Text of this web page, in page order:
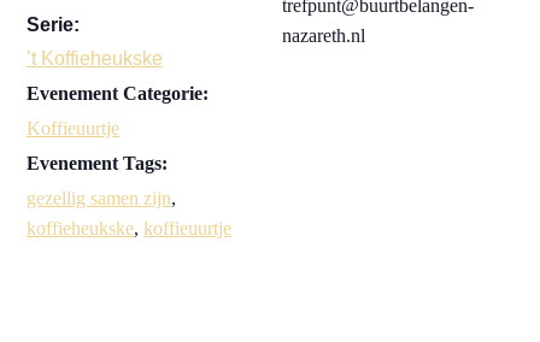
Serie:
’t Koffieheukske
Evenement Categorie:
Koffieuurtje
Evenement Tags:
gezellig samen zijn,
koffieheukske, koffieuurtje
trefpunt@buurtbelangen-
nazareth.nl